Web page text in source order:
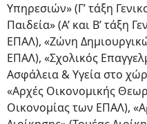
Υπηρεσιών» (Γ’ τάξη
Παιδεία» (Α’ και Β’ τάξη
ΕΠΑΛ), «Ζώνη
ΕΠΑΛ), «Σχολικός
Ασφάλεια & Υγεία στο
«Αρχές Οικονομικής
Οικονομίας των ΕΠΑΛ),